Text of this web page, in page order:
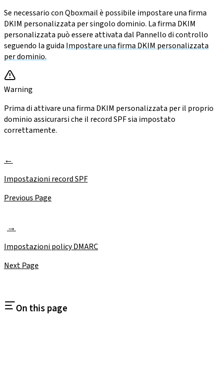
Se necessario con Qboxmail è possibile impostare una firma
DKIM personalizzata per singolo dominio. La firma DKIM
personalizzata può essere attivata dal Pannello di controllo
seguendo la guida Impostare una firma DKIM personalizzata
per dominio.
Warning
Prima di attivare una firma DKIM personalizzata per il proprio
dominio assicurarsi che il record SPF sia impostato
correttamente.
Impostazioni record SPF
Previous Page
Impostazioni policy DMARC
Next Page
On this page